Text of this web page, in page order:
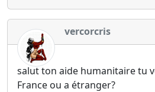
vercorcris
salut ton aide humanitaire tu
France ou a étranger?